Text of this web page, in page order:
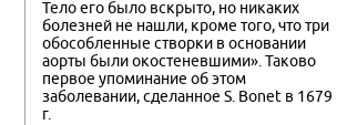
Тело его было вскрыто, но никаких
болезней не нашли, кроме того, что три
обособленные створки в основании
аорты были окостеневшими». Таково
первое упоминание об этом
заболевании, сделанное S. Bonet в 1679
г.